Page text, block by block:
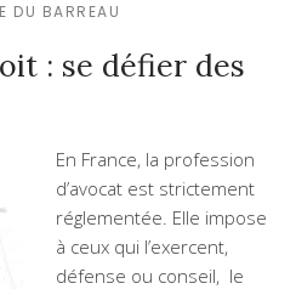
DU BARREAU
: se défier des
En France, la profession
d’avocat est strictement
réglementée. Elle impose
à ceux qui l’exercent,
défense ou conseil, le